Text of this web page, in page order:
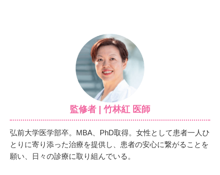
監修者 | 竹林紅 医師
弘前大学医学部卒。MBA、PhD取得。女性として患者一人ひ
とりに寄り添った治療を提供し、患者の安心に繋がることを
願い、日々の診療に取り組んでいる。